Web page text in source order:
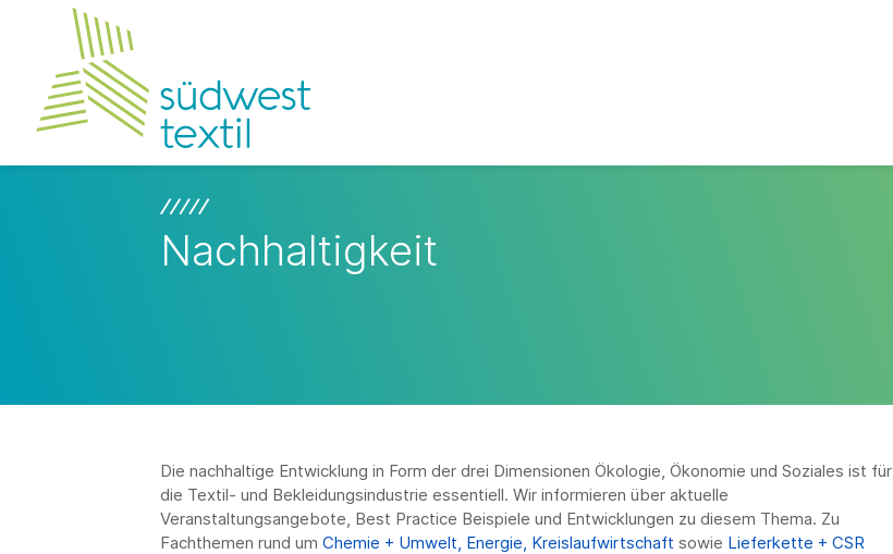
Nachhaltigkeit
Die nachhaltige Entwicklung in Form der drei Dimensionen Ökologie, Ökonomie und Soziales ist für
die Textil- und Bekleidungsindustrie essentiell. Wir informieren über aktuelle
Veranstaltungsangebote, Best Practice Beispiele und Entwicklungen zu diesem Thema. Zu
Fachthemen rund um Chemie + Umwelt, Energie, Kreislaufwirtschaft sowie Lieferkette + CSR